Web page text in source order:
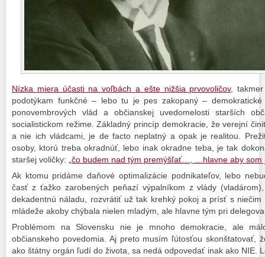
Nízka miera účasti na voľbách a ešte nižšia prvovoličov,
podotýkam funkčné – lebo tu je pes zakopaný –
ponovembrových vlád a občianskej uvedomelosti starších
socialistickom režime. Základný princíp demokracie, že verejní
a nie ich vládcami, je de facto neplatný a opak je realitou.
osoby, ktorú treba okradnúť, lebo inak okradne teba, je tak
staršej voličky:
„čo budem nad tým premýšľať…, …hlavne aby som
Ak ktomu pridáme daňové optimalizácie podnikateľov, lebo
časť z ťažko zarobených peňazí výpalníkom z vlády
dekadentnú náladu, rozvrátiť už tak krehký pokoj a prísť s niečim
mládeže akoby chýbala nielen mladým, ale hlavne tým pri
Problémom na Slovensku nie je mnoho demokracie, ale
občianskeho povedomia. Aj preto musím ľútosťou skonštatovať,
ako štátny orgán ľudí do života, sa nedá odpovedať inak ako NIE.